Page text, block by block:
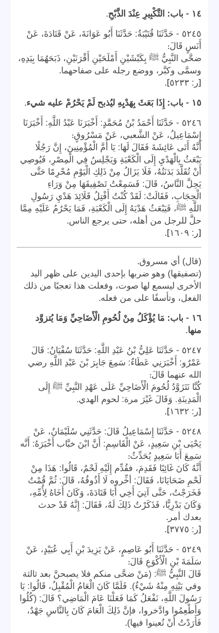
١٤ - باب: التَّكْبِيرِ عِنْدَ الذَّبْحِ.
٥٢٤٥ - حَدَّثَنَا قُتَيْبَةُ: حَدَّثَنَا أَبُو عَوَانَةَ، عَنْ قَتَادَةَ، عَنْ
أَنَسٍ قَالَ:
ضحَّى النَّبِيُّ ﷺ بِكَبْشَيْنِ أَمْلَحَيْنِ أَقْرَنَيْنِ، ذَبَحَهُمَا بِيَدِهِ،
وسمَّى وكبَّر، ووضع رجله على صفاحهما.
[ر: ٥٢٣٣ ].
١٥ - باب: إِذَا بَعَثَ بِهَدْيِهِ ليُذبح لَمْ يَحْرُمْ عليه شيء.
٥٢٤٦ - حَدَّثَنَا أَحْمَدُ بْنُ مُحَمَّدٍ: أَخْبَرَنَا عَبْدُ اللَّهِ: أَخْبَرَنَا
إِسْمَاعِيلُ، عَنْ الشَّعبي، عَنْ مَسْرُوقٍ:
أَنَّهُ أَتَى عَائِشَةَ فَقَالَ لَهَا: يَا أُمَّ الْمُؤْمِنِينَ، إِنَّ رَجُلًا
يَبْعَثُ بِالْهَدْيِ إِلَى الْكَعْبَةِ وَيَجْلِسُ فِي الْمِصْرِ، فَيُوصِي
أَنْ تُقَلَّدَ بَدَنَتُهُ، فَلَا يَزَالُ مِنْ ذَلِكِ الْيَوْمِ مُحْرِمًَا حَتَّى
يَحِلَّ النَّاسُ، قَالَ: فَسَمِعْتُ تَصْفِيقَهَا مِنْ وَرَاءِ
الْحِجَابِ، فَقَالَتْ: لَقَدْ كُنْتُ أَفْتِلُ قَلَائِدَ هَدْيِ رَسُولِ
اللَّهِ ﷺ، فَيَبْعَثُ هَدْيَهُ إِلَى الْكَعْبَةِ، فَمَا يَحْرُمُ عَلَيْهِ مِمَّا
حلَّ للرجل من أهله، حتى يرجع الناس.
[ر: ١٦٠٩ ].
(قال) أي مسروق.
(تصفيقها) وهو ضربها بإحدى اليدين على ظهر اليد
الأخرى ليسمع لها صوت، وفعلت هذا تعجبًا من ذلك
الفعل، وتأسفًا على من فعله.
١٦ - باب: مَا يُؤْكَلُ مِنْ لُحُومِ الْأَضَاحِيِّ وَمَا يُتزوَّد
منها.
٥٢٤٧ - حَدَّثَنَا عَلِيُّ بْنُ عَبْدِ اللَّهِ: حَدَّثَنَا سُفْيَانُ: قَالَ
عَمْرٌو: أَخْبَرَنِي عَطَاءٌ: سَمِعَ جَابِرَ بْنَ عَبْدِ اللَّهِ رضي
الله عنهما قَالَ:
كُنَّا نَتَزَوَّدُ لُحُومَ الْأَضَاحِيِّ عَلَى عَهْدِ النَّبِيِّ ﷺ إِلَى
الْمَدِينَةِ. وَقَالَ غَيْرَ مرة: لحوم الهدي.
[ر: ١٦٣٢ ].
٥٢٤٨ - حَدَّثَنَا إِسْمَاعِيلُ قَالَ: حَدَّثَنِي سُلَيْمَانُ، عَنْ
يَحْيَى بْنِ سَعِيدٍ، عَنْ الْقَاسِمِ: أَنَّ ابْنَ خبَّاب أَخْبَرَهُ: أَنَّه
سَمِعَ أَبَا سَعِيدٍ يُحَدِّثُ:
أَنَّهُ كَانَ غَائِبًا فَقَدِمَ، فقُدِّم إِلَيْهِ لَحْمٌ، قَالُوا: هَذَا مِنْ
لَحْمِ ضَحَايَانَا، فَقَالَ: أخِّروه لَا أَذُوقُهُ، قَالَ: ثُمَّ قُمْتُ
فَخَرَجْتُ، حَتَّى آتِيَ أَخِي أَبَا قَتَادَةَ، وَكَانَ أَخَاهُ لِأُمِّهِ،
وَكَانَ بَدْرِيًّا، فَذَكَرْتُ ذَلِكَ لَهُ، فَقَالَ: إِنَّهُ قَدْ حدث
بعدك أمر .
[ر: ٣٧٧٥ ].
٥٢٤٩ - حَدَّثَنَا أَبُو عَاصِمٍ، عَنْ يَزِيدَ بْنِ أَبِي عُبَيْدٍ، عَنْ
سَلَمَةَ بْنِ الْأَكْوَعِ قَالَ:
قَالَ النَّبِيُّ ﷺ: (مَنْ ضحَّى منكم فلا يصبحنَّ بعد ثالثة
وفي بَيْتِهِ مِنْهُ شَيْءٌ). فَلَمَّا كَانَ الْعَامُ الْمُقْبِلُ، قَالُوا: يَا
رَسُولَ اللَّهِ، نَفْعَلُ كَمَا فَعَلْنَا عَامَ الْمَاضِي؟ قَالَ: (كُلُوا
وَأَطْعِمُوا وادَّخروا، فإنَّ ذَلِكَ الْعَامَ كَانَ بِالنَّاسِ جَهْدٌ،
فَأَرَدْتُ أَنْ تُعينوا فيها).